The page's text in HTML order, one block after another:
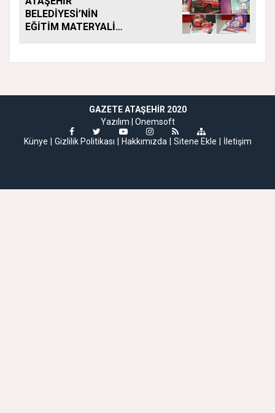
BELEDİYESİ’NİN
EĞİTİM MATERYALİ
SÜRÜYOR
GAZETE ATAŞEHIR 2020
Yazılım | Onemsoft
Künye
Gizlilik Politikası Hakkımızda Sitene Ekle İletişim